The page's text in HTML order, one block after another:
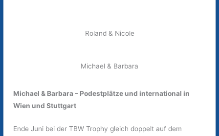
Roland & Nicole
Michael & Barbara
Michael & Barbara – Podestplätze und international in
Wien und Stuttgart
Ende Juni bei der TBW Trophy gleich doppelt auf dem